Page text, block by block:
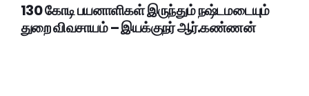
130 கோடி பயனாளிகள் இருந்தும் நஷ்டமடையும்
துறை விவசாயம் – இயக்குநர் ஆர்.கண்ணன்